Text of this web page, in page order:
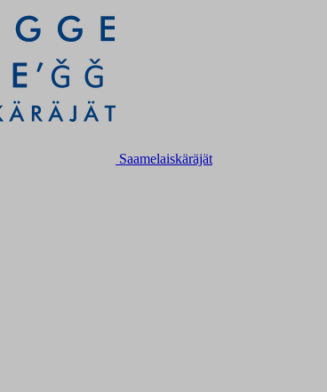
Saamelaiskäräjät